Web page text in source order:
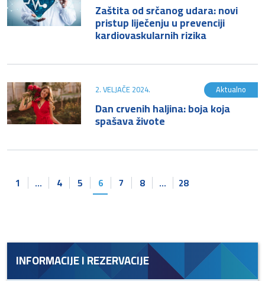
Zaštita od srčanog udara: novi
pristup liječenju u prevenciji
kardiovaskularnih rizika
2. VELJAČE 2024. Aktualno
Dan crvenih haljina: boja koja
spašava živote
1 … 4 5 6 7 8 … 28
INFORMACIJE I REZERVACIJE